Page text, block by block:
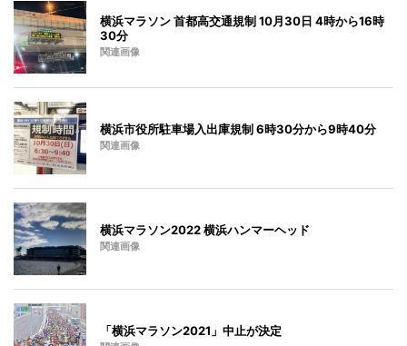
横浜マラソン 首都高交通規制 10月30日 4時から16時
30分
関連画像
横浜市役所駐車場入出庫規制 6時30分から9時40分
関連画像
横浜マラソン2022 横浜ハンマーヘッド
関連画像
「横浜マラソン2021」中止が決定